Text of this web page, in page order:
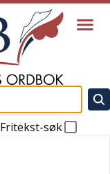
Fritekst-søk